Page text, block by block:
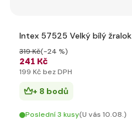
Intex 57525 Velký bílý žralok
241 Kč
319 Kč(-24 %)
199 Kč bez DPH
+ 8 bodů
Poslední 3 kusy(U vás 10.08.)